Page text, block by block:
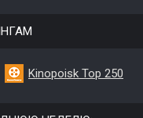
Kinopoisk Top 250